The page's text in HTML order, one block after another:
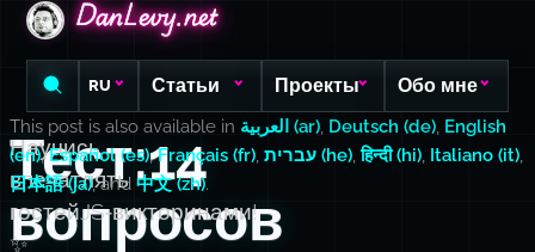
DanLevy.net
DanLevy.net
DanLevy.net
RU Статьи Проекты Обо мне
Тест:14
вопросов
Научись
впечатлять
гостейJS‑викторинами!
✨
This post is also available in العربية (ar), Deutsch (de), English
(en),Español (es),Français (fr), עברית (he),हिन्दी (hi), Italiano (it),
日本語 (ja), and 中文 (zh).